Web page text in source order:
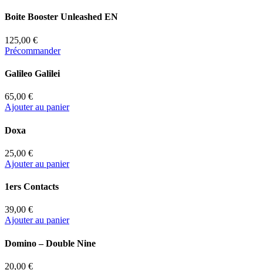
Boite Booster Unleashed EN
125,00 €
Précommander
Galileo Galilei
65,00 €
Ajouter au panier
Doxa
25,00 €
Ajouter au panier
1ers Contacts
39,00 €
Ajouter au panier
Domino – Double Nine
20,00 €